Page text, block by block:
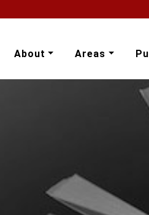
About Areas